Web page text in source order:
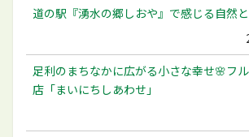
道の駅『湧水の郷しおや』で感じる自然
足利のまちなかに広がる小さな幸せ🌸フ
店「まいにちしあわせ」